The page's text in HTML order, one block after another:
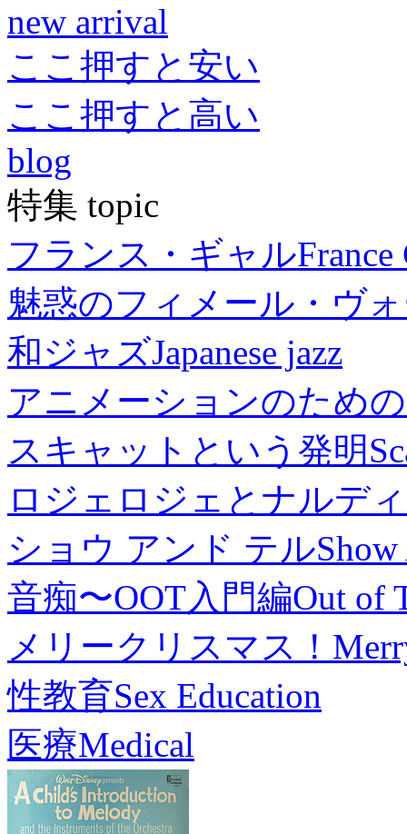
new arrival
ここ押すと安い
ここ押すと高い
blog
特集 topic
フランス・ギャルFrance
魅惑のフィメール・ヴ
和ジャズJapanese jazz
アニメーションのため
スキャットという発明
ロジェロジェとナルデ
ショウ アンド テル
音痴〜OOT入門編Out of
メリークリスマス！
性教育Sex Education
医療Medical